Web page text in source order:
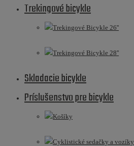
Trekingové bicykle
Trekingové Bicykle 26''
Trekingové Bicykle 28''
Skladacie bicykle
Príslušenstvo pre bicykle
Košíky
Cyklistické sedačky a vozíky